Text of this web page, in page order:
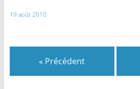
19 août 2010
« Précédent